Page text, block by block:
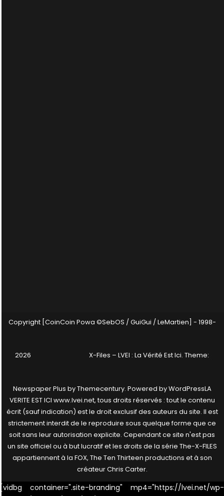
Copyright [CoinCoin Powa ©SebOS / GuiGui / LeMartien] - 1998-
2026 X-Files – LVEI : La Vérité Est Ici. Theme:
Newspaper Plus byThemecentury. Powered byWordPressLA
VERITE EST ICI www.lvei.net, tous droits réservés : tout le contenu
écrit (sauf indication) est le droit exclusif des auteurs du site. Il est
strictement interdit de le reproduire sous quelque forme que ce
soit sans leur autorisation explicite. Cependant ce site n'est pas
un site officiel ou à but lucratif et les droits de la série The-X-FILES
appartiennent à la FOX, The Ten Thirteen productions et à son
créateur Chris Carter.
[vidbg container=".site-branding" mp4="https://lvei.net/wp-